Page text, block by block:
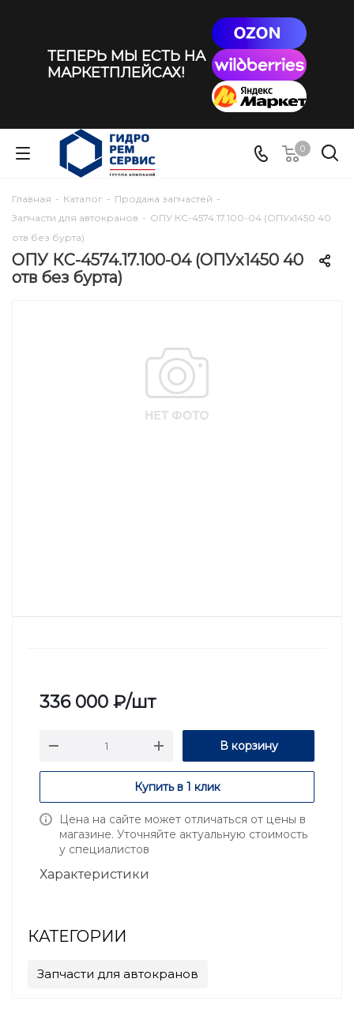
ТЕПЕРЬ МЫ ЕСТЬ НА
МАРКЕТПЛЕЙСАХ!
0
Главная - Каталог - Продажа запчастей -
Запчасти для автокранов - ОПУ КС-4574.17.100-04 (ОПУх1450 40
отв без бурта)
ОПУ КС-4574.17.100-04 (ОПУх1450 40
отв без бурта)
336 000 ₽/шт
В корзину
Купить в 1 клик
Цена на сайте может отличаться от цены в
магазине. Уточняйте актуальную стоимость
у специалистов
Характеристики
КАТЕГОРИИ
Запчасти для автокранов